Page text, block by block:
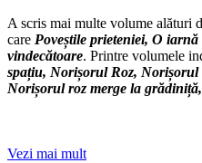
A scris mai multe volume alături
care Poveștile prieteniei, O
vindecătoare. Printre volumele
spațiu, Norișorul Roz,
Norișorul roz merge la
Vezi mai mult